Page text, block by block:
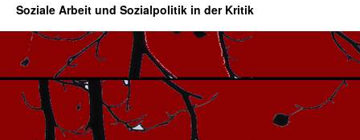
Soziale Arbeit und Sozialpolitik in der Kritik